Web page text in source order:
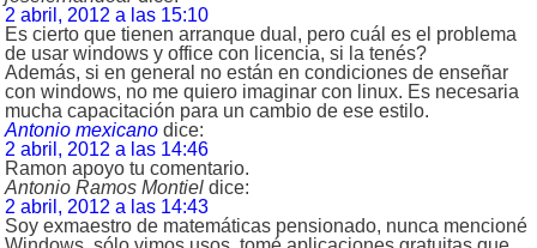
2 abril, 2012 a las 15:10
Es cierto que tienen arranque dual, pero cuál es el problema
de usar windows y office con licencia, si la tenés?
Además, si en general no están en condiciones de enseñar
con windows, no me quiero imaginar con linux. Es necesaria
mucha capacitación para un cambio de ese estilo.
Antonio mexicano dice:
2 abril, 2012 a las 14:46
Ramon apoyo tu comentario.
Antonio Ramos Montiel dice:
2 abril, 2012 a las 14:43
Soy exmaestro de matemáticas pensionado, nunca mencioné